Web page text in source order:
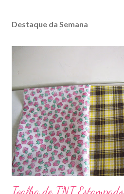
Destaque da Semana